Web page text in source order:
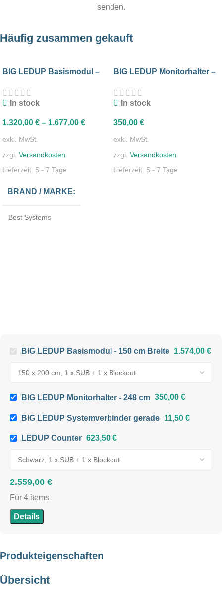
senden.
Häufig zusammen gekauft
BIG LEDUP Basismodul –
In stock
1.320,00 € – 1.677,00 €
exkl. MwSt.
zzgl. Versandkosten
Lieferzeit: 5 - 7 Tage
BRAND / MARKE
Best Systems
150 x 200 cm,150 x 230 cm,
150 x 248 cm,150 x 298 cm
BREITE 150 cm
HÖHE
298 cm
TIEFE
VERPACKUNG
28 kg
BIG LEDUP Monitorhalter –
In stock
350,00 €
exkl. MwSt.
zzgl. Versandkosten
Lieferzeit: 5 - 7 Tage
BIG LEDUP Basismodul - 150 cm Breite 1.574,00 €
BIG LEDUP Monitorhalter - 248 cm 350,00 €
BIG LEDUP Systemverbinder gerade 11,50 €
LEDUP Counter 623,50 €
2.559,00 €
Für 4 items
Details
Produkteigenschaften
Übersicht